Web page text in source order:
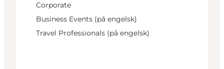
Corporate
Business Events (på engelsk)
Travel Professionals (på engelsk)